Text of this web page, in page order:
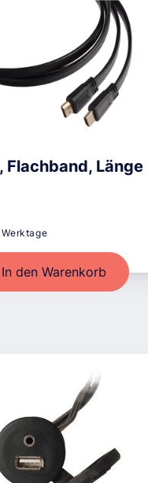
Flachband, Länge
In den Warenkorb